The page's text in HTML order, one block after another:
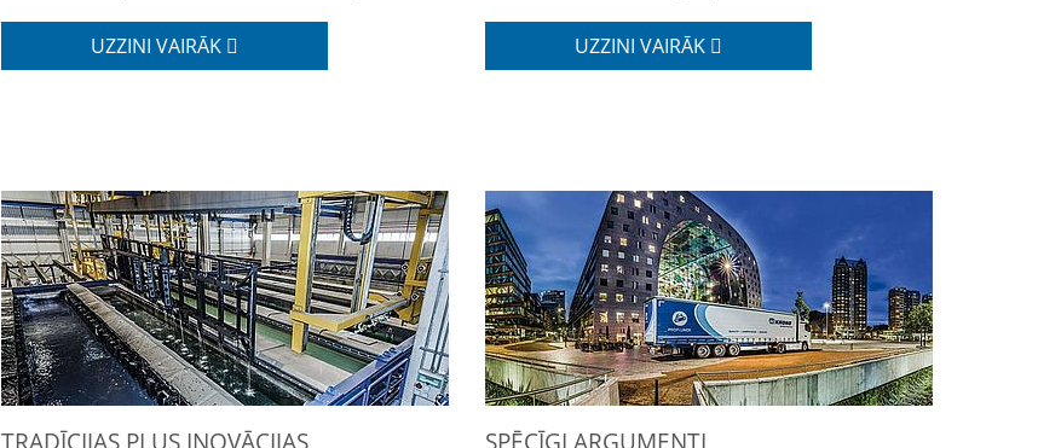
UZZINI VAIRĀK UZZINI VAIRĀK
TRADĪCIJAS PLUS INOVĀCIJAS SPĒCĪGI ARGUMENTI